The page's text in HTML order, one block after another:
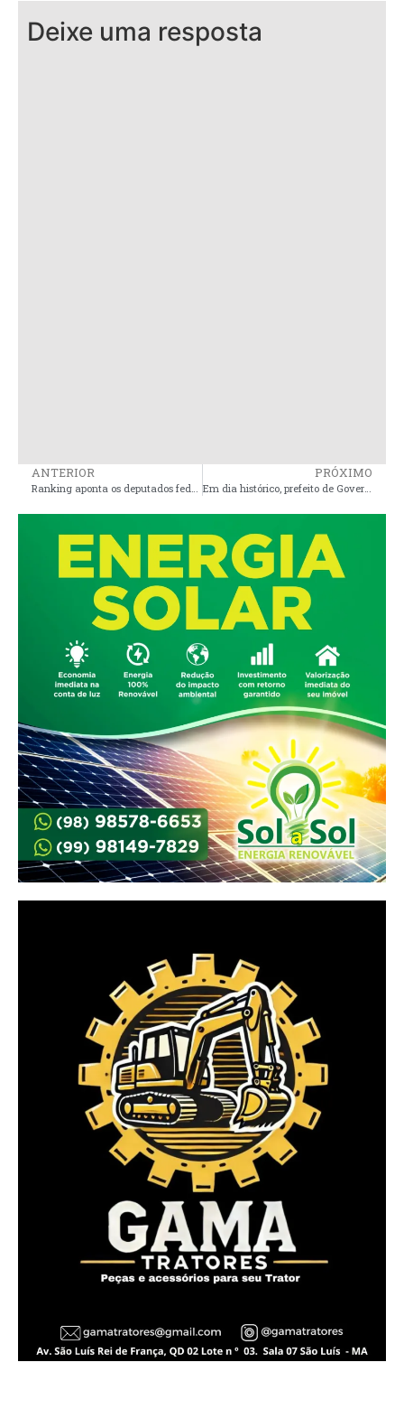
Deixe uma resposta
ANTERIOR
Ranking aponta os deputados federais do MA com pior desempenho
PRÓXIMO
Em dia histórico, prefeito de Governador Nunes Freire Fernando PL sanciona lei que aumenta o salário da guarda municipal em mais de 40%